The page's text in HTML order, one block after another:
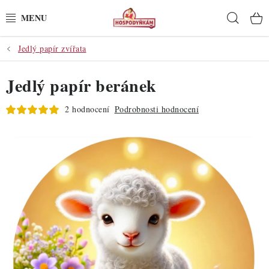
na
POTŘEBY
POMŮCKY
SUROVINY
PRO OSLAVY
DO KUCHYNĚ
POCHUTINY
Jedlý papír zvířata
Jedlý papír beránek
2 hodnocení Podrobnosti hodnocení